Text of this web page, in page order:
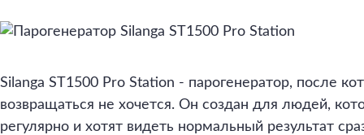
Silanga ST1500 Pro Station - парогенератор, после
возвращаться не хочется. Он создан для людей,
регулярно и хотят видеть нормальный результат